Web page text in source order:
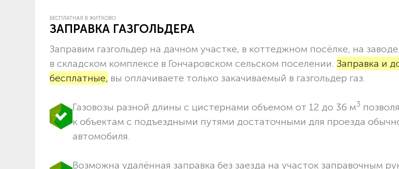
БЕСПЛАТНАЯ В ЖИТКОВО
ЗАПРАВКА ГАЗГОЛЬДЕРА
Заправим газгольдер на дачном участке, в коттеджном посёлке, на
в складском комплексе в Гончаровском сельском поселении. Заправка и
бесплатные, вы оплачиваете только закачиваемый в газгольдер газ.
Газовозы разной длины с цистернами объемом от 12 до 36 м3
к объектам c подъездными путями достаточными для проезда
автомобиля.
Возможна удалённая заправка без заезда на участок заправочным